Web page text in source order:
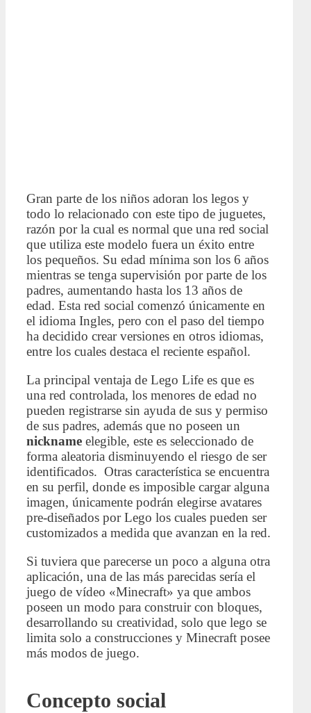
Gran parte de los niños adoran los legos y
todo lo relacionado con este tipo de juguetes,
razón por la cual es normal que una red social
que utiliza este modelo fuera un éxito entre
los pequeños. Su edad mínima son los 6 años
mientras se tenga supervisión por parte de los
padres, aumentando hasta los 13 años de
edad. Esta red social comenzó únicamente en
el idioma Ingles, pero con el paso del tiempo
ha decidido crear versiones en otros idiomas,
entre los cuales destaca el reciente español.
La principal ventaja de Lego Life es que es
una red controlada, los menores de edad no
pueden registrarse sin ayuda de sus y permiso
de sus padres, además que no poseen un
nickname elegible, este es seleccionado de
forma aleatoria disminuyendo el riesgo de ser
identificados. Otras característica se encuentra
en su perfil, donde es imposible cargar alguna
imagen, únicamente podrán elegirse avatares
pre-diseñados por Lego los cuales pueden ser
customizados a medida que avanzan en la red.
Si tuviera que parecerse un poco a alguna otra
aplicación, una de las más parecidas sería el
juego de vídeo «Minecraft» ya que ambos
poseen un modo para construir con bloques,
desarrollando su creatividad, solo que lego se
limita solo a construcciones y Minecraft posee
más modos de juego.
Concepto social